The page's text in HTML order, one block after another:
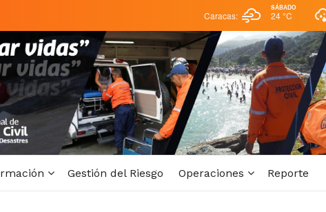
Caracas:
SÁBADO
24 °C
Gestión del Riesgo Operaciones Reporte